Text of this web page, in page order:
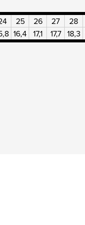
25 26 27 28
16,4 17,1 17,7 18,3